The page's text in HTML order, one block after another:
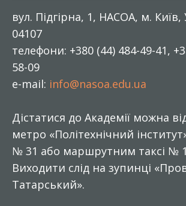
вул. Підгірна, 1, НАСОА, м. Київ,
04107
телефони: +380 (44) 484-49-41,
58-09
e-mail: info@nasoa.edu.ua
Дістатися до Академії можна
метро «Політехнічний
№ 31 або маршрутним таксі №
Виходити слід на зупинці
Татарський».